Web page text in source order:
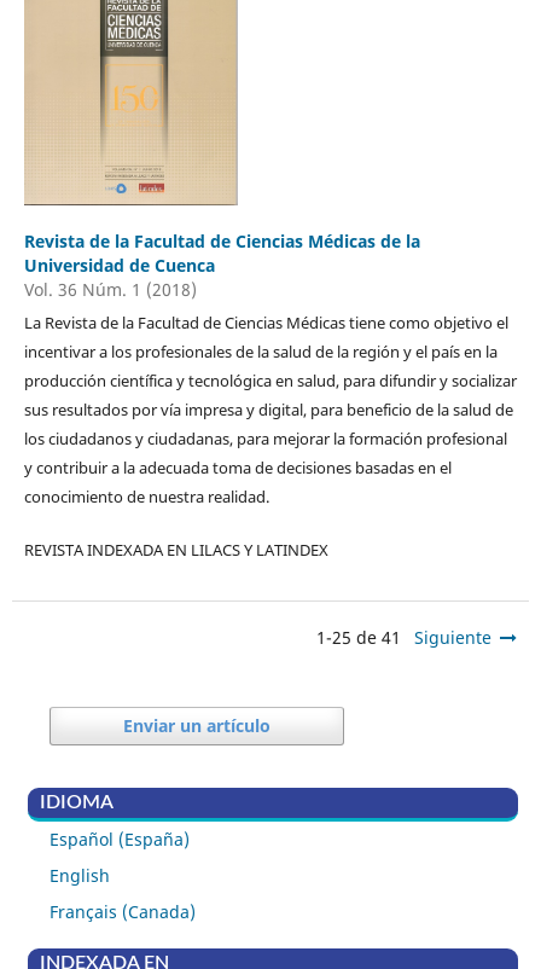
Revista de la Facultad de Ciencias Médicas de la
Universidad de Cuenca
Vol. 36 Núm. 1 (2018)
La Revista de la Facultad de Ciencias Médicas tiene como objetivo el
incentivar a los profesionales de la salud de la región y el país en la
producción científica y tecnológica en salud, para difundir y socializar
sus resultados por vía impresa y digital, para beneficio de la salud de
los ciudadanos y ciudadanas, para mejorar la formación profesional
y contribuir a la adecuada toma de decisiones basadas en el
conocimiento de nuestra realidad.
REVISTA INDEXADA EN LILACS Y LATINDEX
1-25 de 41 Siguiente
Enviar un artículo
IDIOMA
Español (España)
English
Français (Canada)
INDEXADA EN